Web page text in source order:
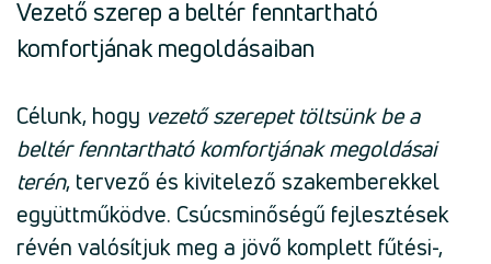
Vezető szerep a beltér fenntartható
komfortjának megoldásaiban
Célunk, hogy vezető szerepet töltsünk be a
beltér fenntartható komfortjának megoldásai
terén, tervező és kivitelező szakemberekkel
együttműködve. Csúcsminőségű fejlesztések
révén valósítjuk meg a jövő komplett fűtési-,